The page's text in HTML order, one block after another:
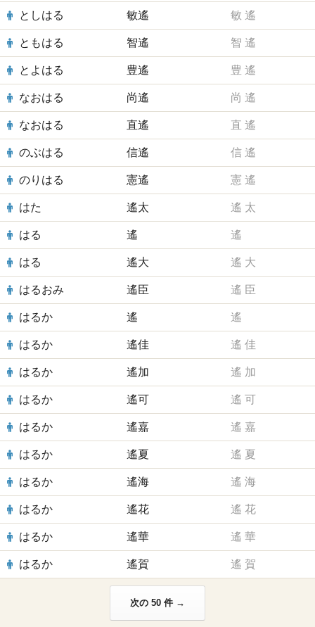
としはる 敏遙 敏 遙
ともはる 智遙 智 遙
とよはる 豊遙 豊 遙
なおはる 尚遙 尚 遙
なおはる 直遙 直 遙
のぶはる 信遙 信 遙
のりはる 憲遙 憲 遙
はた 遙太 遙 太
はる 遙 遙
はる 遙大 遙 大
はるおみ 遙臣 遙 臣
はるか 遙 遙
はるか 遙佳 遙 佳
はるか 遙加 遙 加
はるか 遙可 遙 可
はるか 遙嘉 遙 嘉
はるか 遙夏 遙 夏
はるか 遙海 遙 海
はるか 遙花 遙 花
はるか 遙華 遙 華
はるか 遙賀 遙 賀
次の 50 件 →